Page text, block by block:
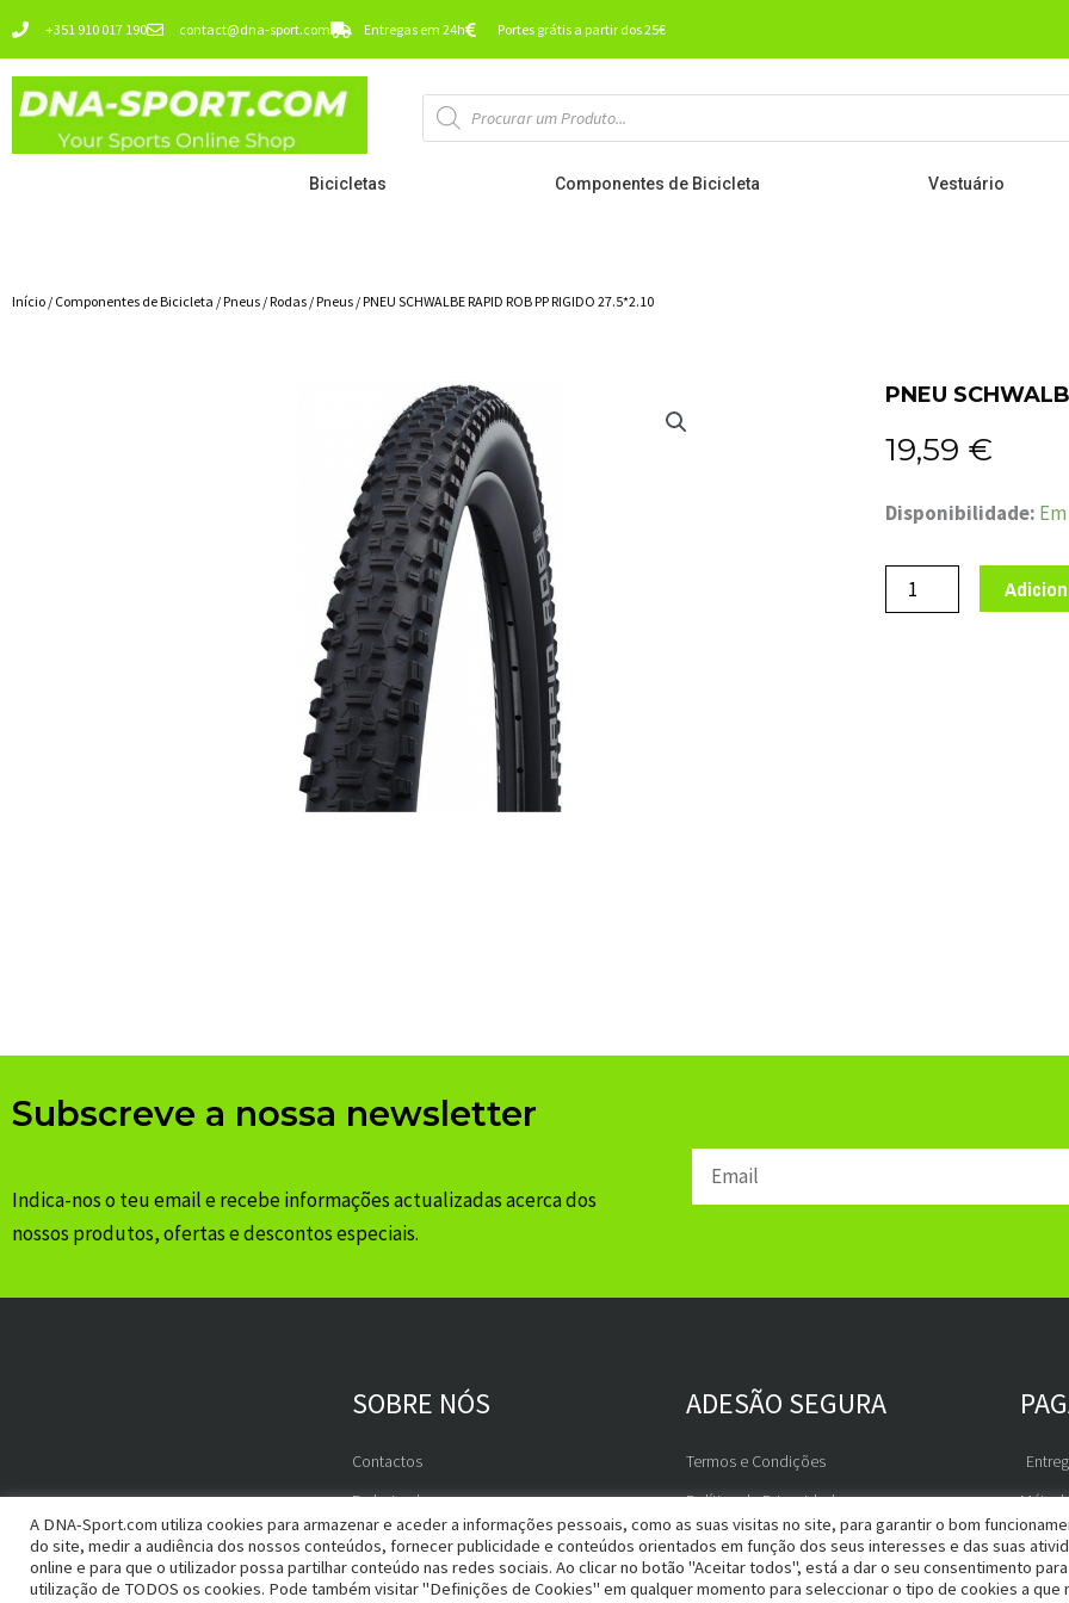
conteúdo
+351 910 017 190 contact@dna-sport.com Entregas em 24h Portes grátis a partir dos 25€
Pesquisa
de
produtos
Bicicletas Componentes de Bicicleta Vestuário
Início / Componentes de Bicicleta / Pneus / Rodas / Pneus / PNEU SCHWALBE RAPID ROB PP RIGIDO 27.5*2.10
PNEU
19,59 €
Disponibilidade:
Quantidade
PNEU
SCHWALBE
Subscreve a nossa newsletter
Indica-nos o teu email e recebe informações actualizadas acerca dos
nossos produtos, ofertas e descontos especiais.
Email
SOBRE NÓS
Contactos
Embaixadores
ADESÃO SEGURA
Termos e Condições
Política de Privacidade
RGPD
Livro de Reclamações
A DNA-Sport.com utiliza cookies para armazenar e aceder a informações pessoais, como as suas visitas no site, para garantir o bom
do site, medir a audiência dos nossos conteúdos, fornecer publicidade e conteúdos orientados em função dos seus interesses e das suas
online e para que o utilizador possa partilhar conteúdo nas redes sociais. Ao clicar no botão "Aceitar todos", está a dar o seu consentimento
utilização de TODOS os cookies. Pode também visitar "Definições de Cookies" em qualquer momento para seleccionar o tipo de cookies a que